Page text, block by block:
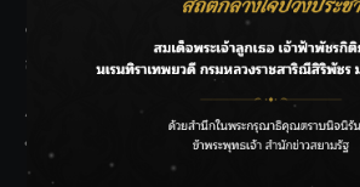
‘แมน การิน’ แชร์ความเชื่อชวนคิด! “อยากกิ
ลาโลกนี้ ให้ใส่บาตรสิ่งนั้นไว้ตอนยังมีชีวิต”
ราชเลขานุการในพระองค์ฯ ติดตามโครงกา
ทรายใต้ เสริมความมั่นคงน้ำเพชรบุรี